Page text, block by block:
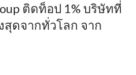
ติดท็อป 1% บริษัทที่
ดจากทั่วโลก จาก